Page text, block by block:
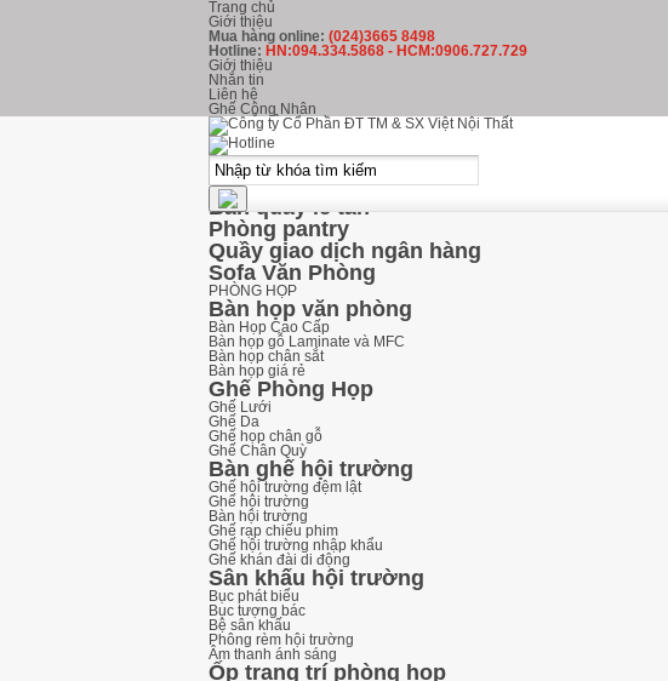
Trang chủ
Giới thiệu
Mua hàng online: (024)3665 8498
Hotline: HN:094.334.5868 - HCM:0906.727.729
Giới thiệu
Nhắn tin
Liên hệ
Ghế Công Nhân
kHU LỄ TÂN
Ghế Phòng Chờ
Ghế băng chờ inox
Ghế băng chờ nhựa
Ghế băng chờ Hòa Phát
Bàn quầy lễ tân
Phòng pantry
Quầy giao dịch ngân hàng
Sofa Văn Phòng
PHÒNG HỌP
Bàn họp văn phòng
Bàn Họp Cao Cấp
Bàn họp gỗ Laminate và MFC
Bàn họp chân sắt
Bàn họp giá rẻ
Ghế Phòng Họp
Ghế Lưới
Ghế Da
Ghế họp chân gỗ
Ghế Chân Quỳ
Bàn ghế hội trường
Ghế hội trường đệm lật
Ghế hội trường
Bàn hội trường
Ghế rạp chiếu phim
Ghế hội trường nhập khẩu
Ghế khán đài di động
Sân khấu hội trường
Bục phát biểu
Bục tượng bác
Bệ sân khấu
Phông rèm hội trường
Âm thanh ánh sáng
Ốp trang trí phòng họp